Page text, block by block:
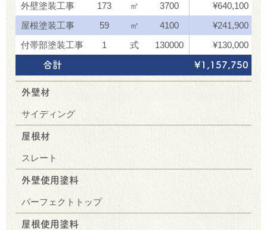
外壁塗装工事
173 ㎡ 3700
¥640,100
屋根塗装工事
59 ㎡ 4100
¥241,900
付帯部塗装工事
1 式 130000 ¥130,000
合計 ¥1,157,750
外壁材
サイディング
屋根材
スレート
外壁使用塗料
パーフェクトトップ
屋根使用塗料